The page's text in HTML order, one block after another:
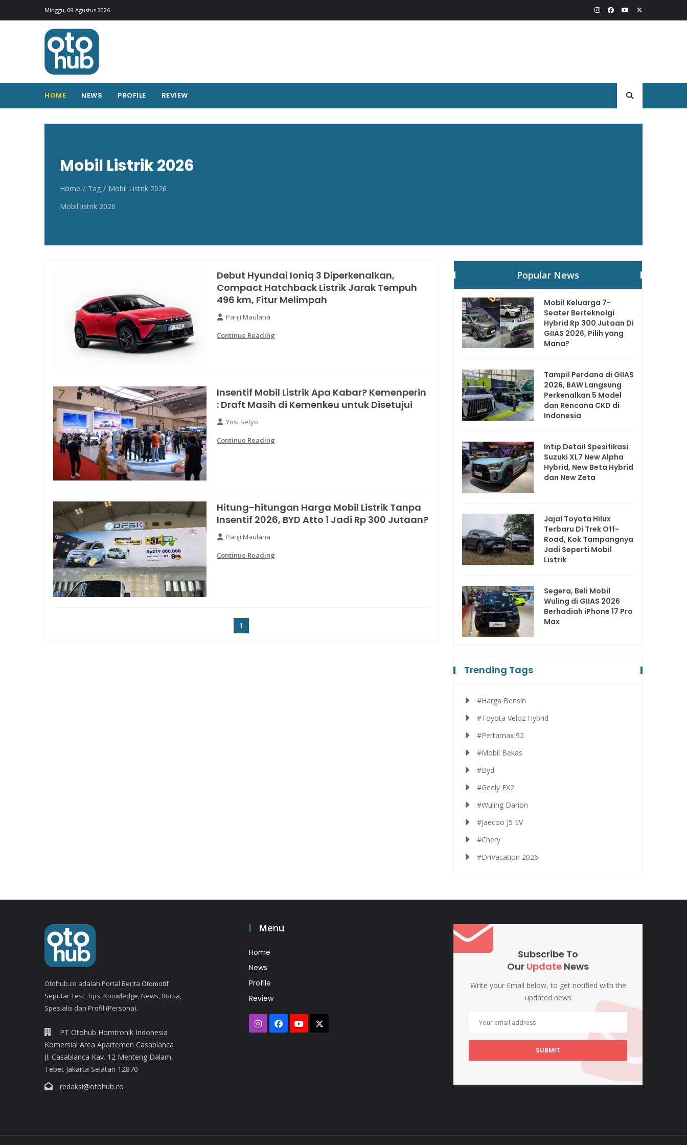
Minggu, 09 Agustus 2026
HOME NEWS PROFILE REVIEW
Otohub.co
Portal berita otomotif Indonesia terkini
Mobil Listrik 2026
Home Tag
Mobil Listrik 2026
Mobil listrik 2026
Debut Hyundai Ioniq 3 Diperkenalkan,
Compact Hatchback Listrik Jarak Tempuh
496 km, Fitur Melimpah
Panji Maulana
Continue Reading
Insentif Mobil Listrik Apa Kabar? Kemenperin
: Draft Masih di Kemenkeu untuk Disetujui
Yosi Setyo
Continue Reading
Hitung-hitungan Harga Mobil Listrik Tanpa
Insentif 2026, BYD Atto 1 Jadi Rp 300 Jutaan?
Panji Maulana
Continue Reading
1
Popular News
Mobil Keluarga 7-
Seater Berteknolgi
Hybrid Rp 300 Jutaan Di
GIIAS 2026, Pilih yang
Mana?
Tampil Perdana di GIIAS
2026, BAW Langsung
Perkenalkan 5 Model
dan Rencana CKD di
Indonesia
Intip Detail Spesifikasi
Suzuki XL7 New Alpha
Hybrid, New Beta Hybrid
dan New Zeta
Jajal Toyota Hilux
Terbaru Di Trek Off-
Road, Kok Tampangnya
Jadi Seperti Mobil
Listrik
Segera, Beli Mobil
Wuling di GIIAS 2026
Berhadiah iPhone 17 Pro
Max
Trending Tags
#Harga Bensin
#Toyota Veloz Hybrid
#Pertamax 92
#Mobil Bekas
#Byd
#Geely EX2
#Wuling Darion
#Jaecoo J5 EV
#Chery
#DriVacation 2026
Otohub.co adalah Portal Berita Otomotif
Seputar Test, Tips, Knowledge, News, Bursa,
Spesialis dan Profil (Persona).
PT Otohub Homtronik Indonesia
Komersial Area Apartemen Casablanca
Jl. Casablanca Kav. 12 Menteng Dalam,
Tebet Jakarta Selatan 12870
redaksi@otohub.co
Menu
Home
News
Profile
Review
Subscribe To
Our Update News
Write your Email below, to get notified with the
updated news
SUBMIT